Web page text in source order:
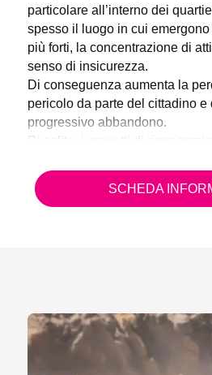
particolare all’interno dei
spesso il luogo in cui
più forti, la concentrazione di
senso di insicurezza.
Di conseguenza aumenta la
pericolo da parte del cittadino e
progressivo abbandono.
Di solito, i progetti di
attrezzature, ricercando la
disegno dello spazio fisico.
SCHEDA